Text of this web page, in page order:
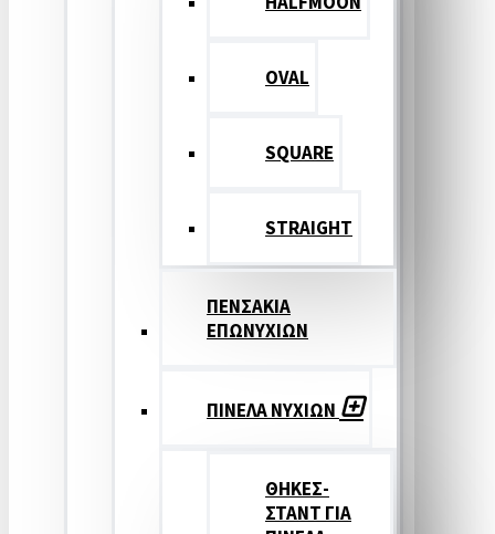
OVAL
SQUARE
STRAIGHT
ΠΕΝΣΑΚΙΑ
ΕΠΩΝΥΧΙΩΝ
ΠΙΝΕΛΑ ΝΥΧΙΩΝ
ΘΗΚΕΣ-
ΣΤΑΝΤ ΓΙΑ